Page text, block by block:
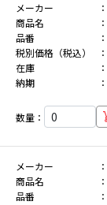
メーカー
商品名
品番
税別価格（税込）
在庫
納期
数量：
メーカー
商品名
品番